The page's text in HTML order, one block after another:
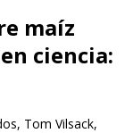
maíz
ciencia:
Tom Vilsack,